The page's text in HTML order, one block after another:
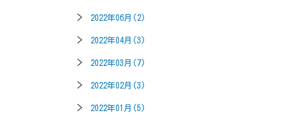
2022年06月(2)
2022年04月(3)
2022年03月(7)
2022年02月(3)
2022年01月(5)